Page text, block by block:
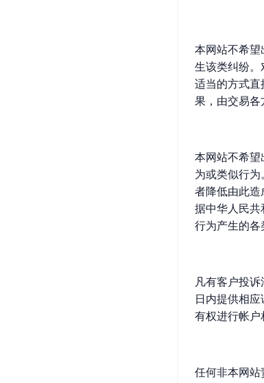
本网站不希望
生该类纠纷。
适当的方式直
果，由交易各
本网站不希望
为或类似行
者降低由此造
据中华人民共
行为产生的各
凡有客户投
日内提供相
有权进行帐户
任何非本网站